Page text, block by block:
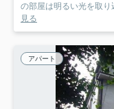
の部屋は明るい光を取
見る
アパート